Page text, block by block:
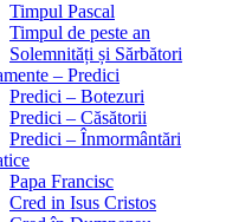
Timpul Pascal
Timpul de peste an
Solemnități și Sărbători
– Predici
Predici – Botezuri
Predici – Căsătorii
Predici – Înmormântări
Papa Francisc
Cred in Isus Cristos